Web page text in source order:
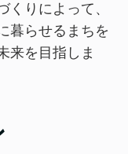
くりによって、
暮らせるまちを
来を目指しま